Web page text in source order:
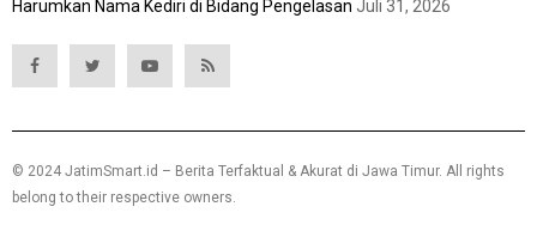
Harumkan Nama Kediri di Bidang Pengelasan Juli 31, 2026
© 2024 JatimSmart.id – Berita Terfaktual & Akurat di Jawa Timur. All rights
belong to their respective owners.